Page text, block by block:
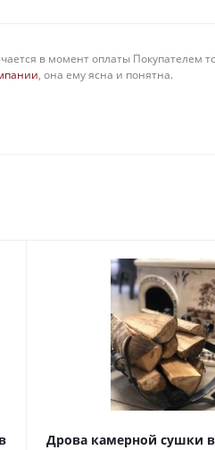
в момент оплаты Покупателем
, она ему ясна и понятна.
Дрова камерной сушки в